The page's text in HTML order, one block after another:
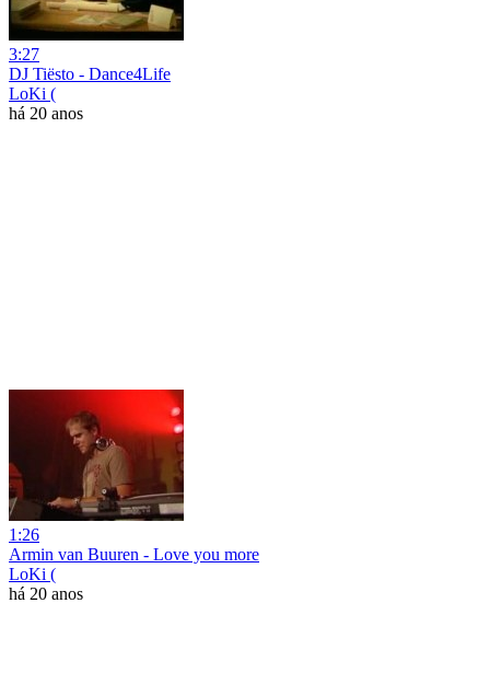
3:27
DJ Tiёsto - Dance4Life
LoKi (
há 20 anos
1:26
Armin van Buuren - Love you more
LoKi (
há 20 anos